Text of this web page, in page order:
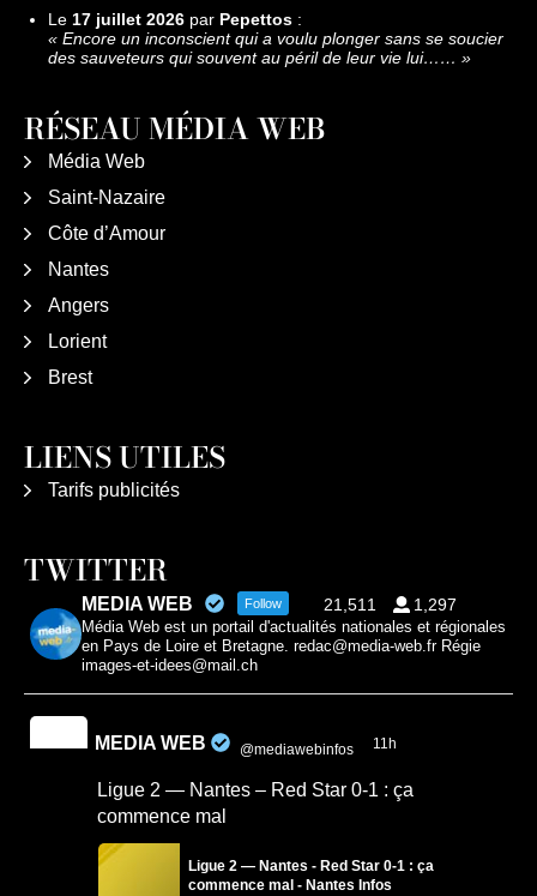
Le 17 juillet 2026 par Pepettos :
« Encore un inconscient qui a voulu plonger sans se soucier
des sauveteurs qui souvent au péril de leur vie lui…… »
RÉSEAU MÉDIA WEB
Média Web
Saint-Nazaire
Côte d’Amour
Nantes
Angers
Lorient
Brest
LIENS UTILES
Tarifs publicités
TWITTER
MEDIA WEB Follow 21,511 1,297
Média Web est un portail d'actualités nationales et régionales
en Pays de Loire et Bretagne. redac@media-web.fr Régie
images-et-idees@mail.ch
MEDIA WEB @mediawebinfos 11h
Ligue 2 — Nantes – Red Star 0-1 : ça
commence mal
Ligue 2 — Nantes - Red Star 0-1 : ça
commence mal - Nantes Infos